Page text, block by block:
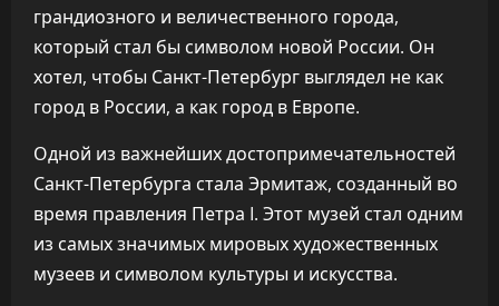
грандиозного и величественного города,
который стал бы символом новой России. Он
хотел, чтобы Санкт-Петербург выглядел не как
город в России, а как город в Европе.
Одной из важнейших достопримечательностей
Санкт-Петербурга стала Эрмитаж, созданный во
время правления Петра I. Этот музей стал одним
из самых значимых мировых художественных
музеев и символом культуры и искусства.